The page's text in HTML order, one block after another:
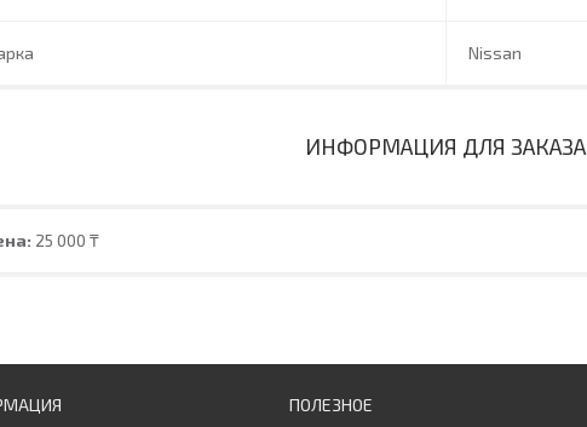
Nissan
ИНФОРМАЦИЯ ДЛЯ ЗАКАЗА
25 000 ₸
ПОЛЕЗНОЕ